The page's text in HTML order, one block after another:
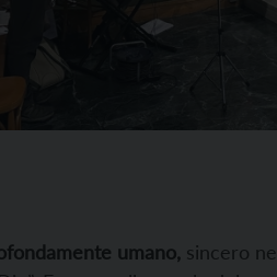
umano, sincero